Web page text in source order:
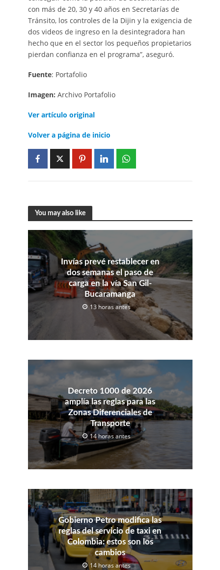
con más de 20, 30 y 40 años en Secretarías de
Tránsito, los controles de la Dijin y la exigencia de
dos videos de ingreso en la desintegradora han
hecho que en el sector los pequeños propietarios
pierdan confianza en el programa”, aseguró.
Fuente: Portafolio
Imagen: Archivo Portafolio
Ver artículo original
Volver a página de inicio
You may also like
Invías prevé restablecer en
dos semanas el paso de
carga en la vía San Gil-
Bucaramanga
13 horas antes
Decreto 1000 de 2026
amplía las reglas para las
Zonas Diferenciales de
Transporte
14 horas antes
Gobierno Petro modifica las
reglas del servicio de taxi en
Colombia: estos son los
cambios
14 horas antes